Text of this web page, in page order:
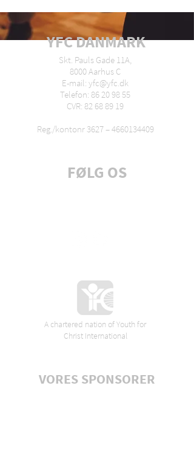
YFC DANMARK
Skt. Pauls Gade 11A,
8000 Aarhus C
E-mail: yfc@yfc.dk
Telefon: 86 20 98 55
CVR: 82 68 89 19
Reg./kontonr 3627 –4660134409
FØLG OS
A chartered nation of Youth for
Christ International
VORES SPONSORER